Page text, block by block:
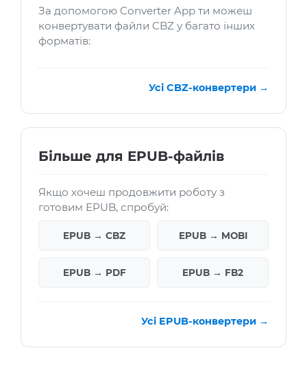
За допомогою Converter App ти можеш
конвертувати файли CBZ у багато інших
форматів:
Усі CBZ-конвертери →
Більше для EPUB-файлів
Якщо хочеш продовжити роботу з
готовим EPUB, спробуй:
EPUB → CBZ EPUB → MOBI
EPUB → PDF EPUB → FB2
Усі EPUB-конвертери →